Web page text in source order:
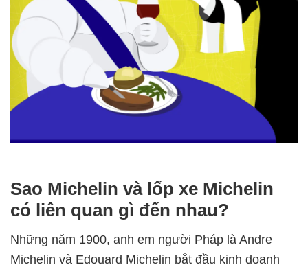
Sao Michelin và lốp xe Michelin
có liên quan gì đến nhau?
Những năm 1900, anh em người Pháp là Andre
Michelin và Edouard Michelin bắt đầu kinh doanh